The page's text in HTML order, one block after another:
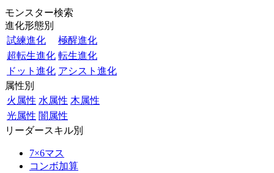
モンスター検索
進化形態別
試練進化
極醒進化
超転生進化 転生進化
ドット進化 アシスト進化
属性別
火属性 水属性 木属性
光属性 闇属性
リーダースキル別
7×6マス
コンボ加算